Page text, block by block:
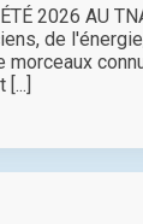
2026 AU
de
morceaux
[...]